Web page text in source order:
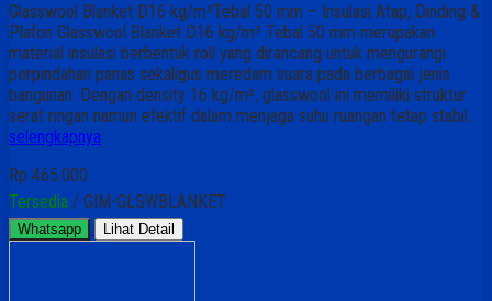
Glasswool Blanket D16 kg/m³Tebal 50 mm – Insulasi Atap, Dinding &
Plafon Glasswool Blanket D16 kg/m³ Tebal 50 mm merupakan
material insulasi berbentuk roll yang dirancang untuk mengurangi
perpindahan panas sekaligus meredam suara pada berbagai jenis
bangunan. Dengan density 16 kg/m³, glasswool ini memiliki struktur
serat ringan namun efektif dalam menjaga suhu ruangan tetap stabil…
selengkapnya
Rp 465.000
Tersedia / GIM-GLSWBLANKET
Whatsapp Lihat Detail